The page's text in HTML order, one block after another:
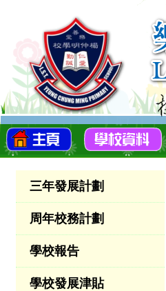
三年發展計劃
周年校務計劃
學校報告
學校發展津貼